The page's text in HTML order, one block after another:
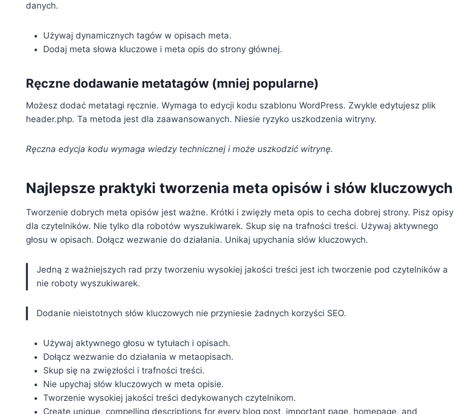
danych.
Używaj dynamicznych tagów w opisach meta.
Dodaj meta słowa kluczowe i meta opis do strony głównej.
Ręczne dodawanie metatagów (mniej popularne)
Możesz dodać metatagi ręcznie. Wymaga to edycji kodu szablonu WordPress. Zwykle edytujesz plik
header.php. Ta metoda jest dla zaawansowanych. Niesie ryzyko uszkodzenia witryny.
Ręczna edycja kodu wymaga wiedzy technicznej i może uszkodzić witrynę.
Najlepsze praktyki tworzenia meta opisów i słów kluczowych
Tworzenie dobrych meta opisów jest ważne. Krótki i zwięzły meta opis to cecha dobrej strony. Pisz opisy
dla czytelników. Nie tylko dla robotów wyszukiwarek. Skup się na trafności treści. Używaj aktywnego
głosu w opisach. Dołącz wezwanie do działania. Unikaj upychania słów kluczowych.
Jedną z ważniejszych rad przy tworzeniu wysokiej jakości treści jest ich tworzenie pod czytelników a
nie roboty wyszukiwarek.
Dodanie nieistotnych słów kluczowych nie przyniesie żadnych korzyści SEO.
Używaj aktywnego głosu w tytułach i opisach.
Dołącz wezwanie do działania w metaopisach.
Skup się na zwięzłości i trafności treści.
Nie upychaj słów kluczowych w meta opisie.
Tworzenie wysokiej jakości treści dedykowanych czytelnikom.
Create unique, compelling descriptions for every blog post, important page, homepage, and